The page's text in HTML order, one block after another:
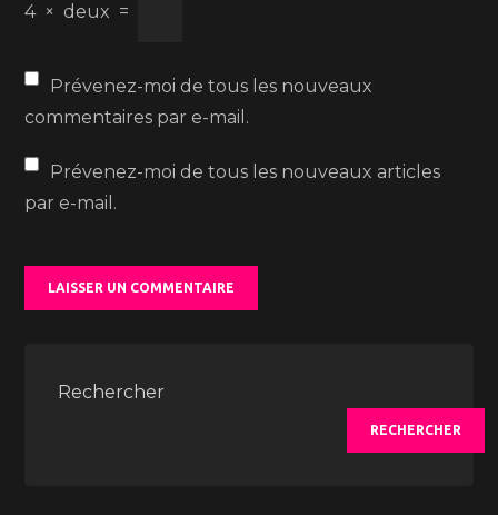
4 × deux =
Prévenez-moi de tous les nouveaux
commentaires par e-mail.
Prévenez-moi de tous les nouveaux articles
par e-mail.
Rechercher
RECHERCHER